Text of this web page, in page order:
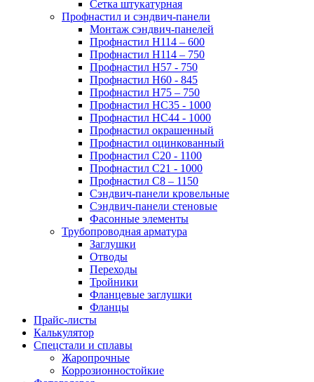
Сетка штукатурная
Профнастил и сэндвич-панели
Монтаж сэндвич-панелей
Профнастил Н114 – 600
Профнастил Н114 – 750
Профнастил Н57 - 750
Профнастил Н60 - 845
Профнастил Н75 – 750
Профнастил НС35 - 1000
Профнастил НС44 - 1000
Профнастил окрашенный
Профнастил оцинкованный
Профнастил С20 - 1100
Профнастил С21 - 1000
Профнастил С8 – 1150
Сэндвич-панели кровельные
Сэндвич-панели стеновые
Фасонные элементы
Трубопроводная арматура
Заглушки
Отводы
Переходы
Тройники
Фланцевые заглушки
Фланцы
Прайс-листы
Калькулятор
Спецстали и сплавы
Жаропрочные
Коррозионностойкие